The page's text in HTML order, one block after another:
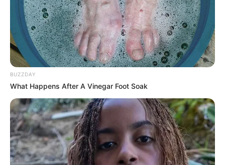
BUZZDAY
What Happens After A Vinegar Foot Soak